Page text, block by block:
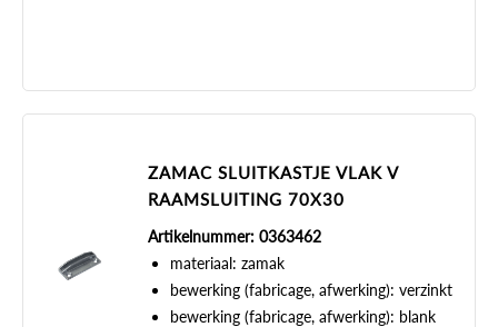
ZAMAC SLUITKASTJE VLAK V
RAAMSLUITING 70X30
Artikelnummer: 0363462
materiaal: zamak
bewerking (fabricage, afwerking): verzinkt
bewerking (fabricage, afwerking): blank